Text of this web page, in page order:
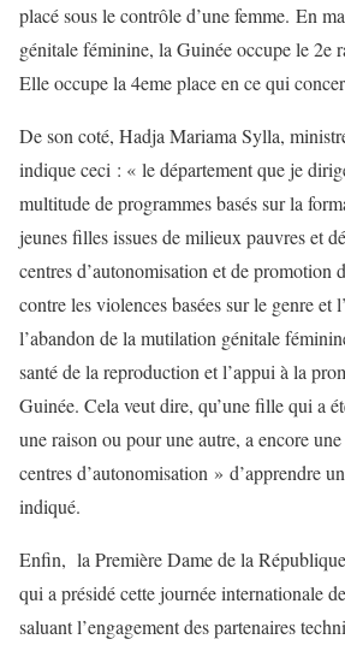
placé sous le contrôle d’une femme. En
génitale féminine, la Guinée occupe le 2e
Elle occupe la 4eme place en ce qui
De son coté, Hadja Mariama Sylla,
indique ceci : « le département que je
multitude de programmes basés sur la
jeunes filles issues de milieux pauvres et
centres d’autonomisation et de promotion
contre les violences basées sur le genre et
l’abandon de la mutilation génitale
santé de la reproduction et l’appui à la
Guinée. Cela veut dire, qu’une fille qui a
une raison ou pour une autre, a encore
centres d’autonomisation » d’apprendre
indiqué.
Enfin, la Première Dame de la
qui a présidé cette journée internationale
saluant l’engagement des partenaires